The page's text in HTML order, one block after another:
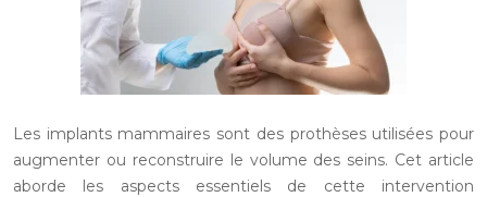
Les implants mammaires sont des prothèses utilisées pour
augmenter ou reconstruire le volume des seins. Cet article
aborde les aspects essentiels de cette intervention